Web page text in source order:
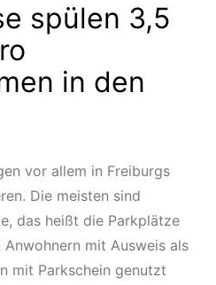
spülen 3,5
in den
vor allem in Freiburgs
Die meisten sind
das heißt die Parkplätze
mit Ausweis als
mit Parkschein genutzt